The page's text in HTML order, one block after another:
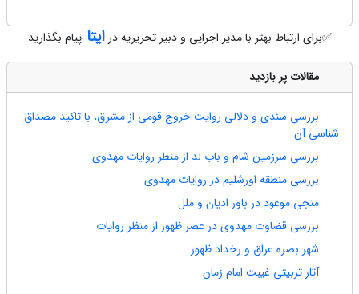
✅برای ارتباط بهتر با مدیر اجرایی و دبیر تحریریه درایتاپیام بگذارید
مقالات پر بازدید
بررسی سندی و دلالی روایت خروج قومی از مشرق، با تاکید مصداق
شناسی آن
بررسی سرزمین شام و باب لد از منظر روایات مهدوی
بررسی منطقه اورشلیم در روایات مهدوی
منجی موعود در باور ادیان و ملل
بررسی قضاوت مهدوی در عصر ظهور از منظر روایات
شهر بصره عراق و رخداد ظهور
آثار تربیتی غیبت امام زمان